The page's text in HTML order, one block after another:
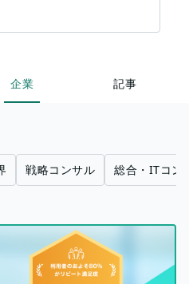
企業 記事
戦略コンサル 総合・ITコン